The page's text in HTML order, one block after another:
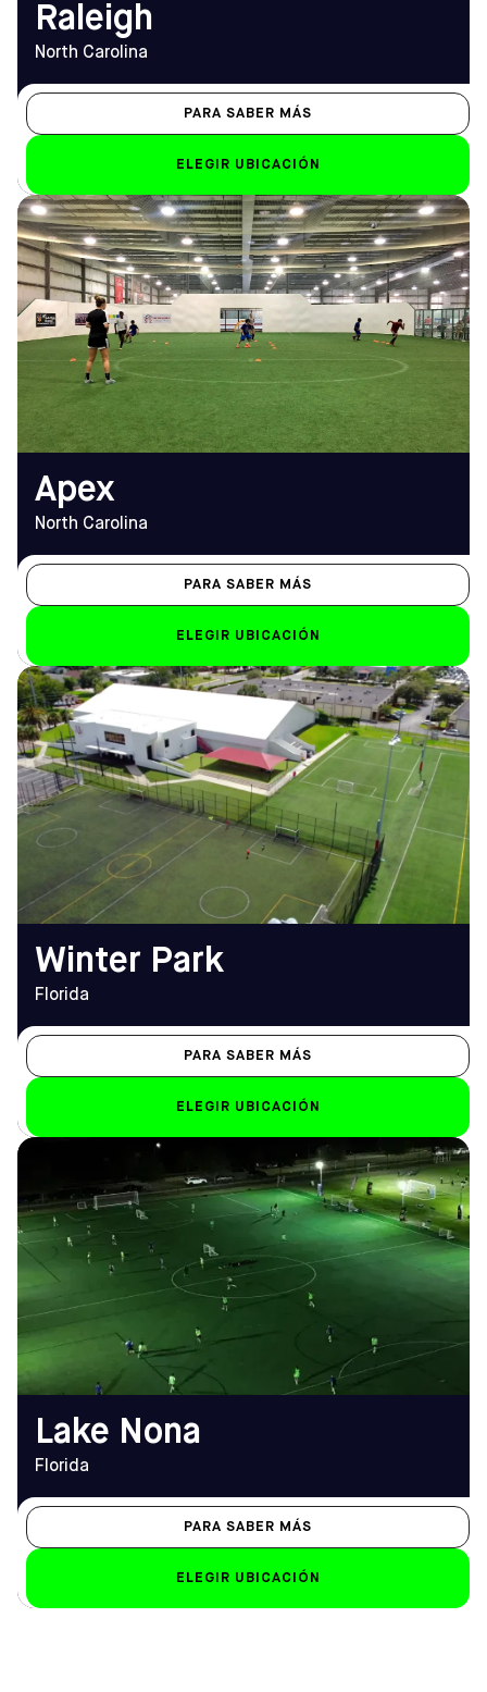
Raleigh
North Carolina
PARA SABER MÁS
ELEGIR UBICACIÓN
HORARIO DE
APERTURA
De lunes a viernes
7:30 - 12:00
Sáb-Dom
Sáb: 8.00 h. - 22.00 h.;
Dom: 8:30 - 22:00
DIRECCIÓN
1016 Investment Blvd,
Apex, NC 27502
Cómo llegar
TELÉFONO
(919) 387-2955
EMAIL
apex@sofive.com
Apex
North Carolina
PARA SABER MÁS
ELEGIR UBICACIÓN
HORARIO DE
APERTURA
De lunes a viernes
10.00 h - 12.00 h
Sáb-Dom
De 8.00 a 23.00 horas (7.00
horas los domingos)
825 Courtland St,
Orlando, FL 32804
Cómo llegar
TELÉFONO
(407) 641-4791
EMAIL
winterpark@sofive.com
Winter Park
Florida
PARA SABER MÁS
ELEGIR UBICACIÓN
HORARIO DE
APERTURA
De lunes a viernes
8.00 h - 12.00 h
Sáb-Dom
Sáb: 8 h - 23 h; Dom: 8 h -
DIRECCIÓN
12314 Suttner Ave, Orlando,
FL 32827
Cómo llegar
TELÉFONO
(407) 863-3101
EMAIL
lakenona@sofive.com
Lake Nona
Florida
PARA SABER MÁS
ELEGIR UBICACIÓN